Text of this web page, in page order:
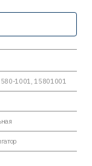
1001, 15801001